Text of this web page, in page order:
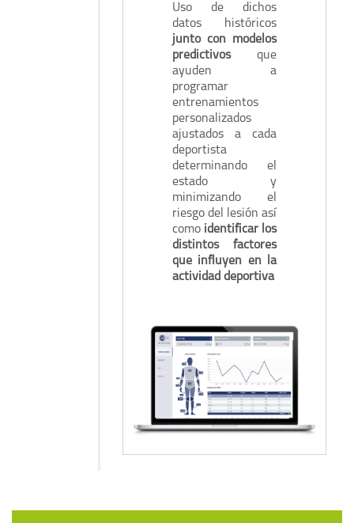
Uso de dichos
datos históricos
junto con modelos
predictivosque
ayuden a
programar
entrenamientos
personalizados
ajustados a cada
deportista
determinando el
estado y
minimizando el
riesgo del lesión así
como identificar los
distintos factores
que influyen en la
actividad deportiva